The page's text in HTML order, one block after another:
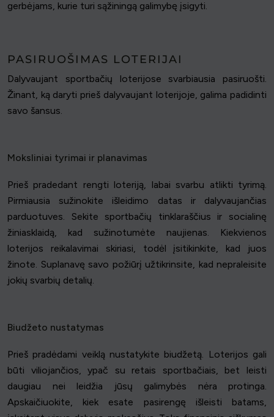
gerbėjams, kurie turi sąžiningą galimybę įsigyti.
PASIRUOŠIMAS LOTERIJAI
Dalyvaujant sportbačių loterijose svarbiausia pasiruošti.
Žinant, ką daryti prieš dalyvaujant loterijoje, galima padidinti
savo šansus.
Moksliniai tyrimai ir planavimas
Prieš pradedant rengti loteriją, labai svarbu atlikti tyrimą.
Pirmiausia sužinokite išleidimo datas ir dalyvaujančias
parduotuves. Sekite sportbačių tinklaraščius ir socialinę
žiniasklaidą, kad sužinotumėte naujienas. Kiekvienos
loterijos reikalavimai skiriasi, todėl įsitikinkite, kad juos
žinote. Suplanavę savo požiūrį užtikrinsite, kad nepraleisite
jokių svarbių detalių.
Biudžeto nustatymas
Prieš pradėdami veiklą nustatykite biudžetą. Loterijos gali
būti viliojančios, ypač su retais sportbačiais, bet leisti
daugiau nei leidžia jūsų galimybės nėra protinga.
Apskaičiuokite, kiek esate pasirengę išleisti batams,